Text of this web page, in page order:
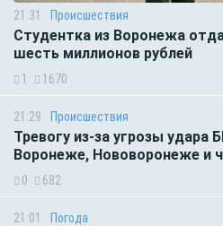
21:31 Происшествия
Студентка из Воронежа
шесть миллионов рублей
1 1670
21:29 Происшествия
Тревогу из-за угрозы удара
Воронеже, Нововоронеже и
0 682
21:01 Погода